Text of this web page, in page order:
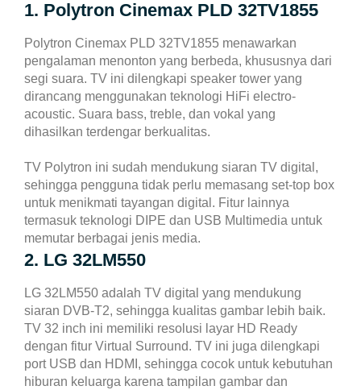
Pasca Bayar / PPOB
Cetak Struk Token & PPOB
Transaksi Via Twitter
Transaksi Via API
1. Polytron Cinemax PLD 32TV1855
Polytron Cinemax PLD 32TV1855 menawarkan
pengalaman menonton yang berbeda, khususnya dari
segi suara. TV ini dilengkapi speaker tower yang
dirancang menggunakan teknologi HiFi electro-
acoustic. Suara bass, treble, dan vokal yang
dihasilkan terdengar berkualitas.
TV Polytron ini sudah mendukung siaran TV digital,
sehingga pengguna tidak perlu memasang set-top box
untuk menikmati tayangan digital. Fitur lainnya
termasuk teknologi DIPE dan USB Multimedia untuk
memutar berbagai jenis media.
2. LG 32LM550
LG 32LM550 adalah TV digital yang mendukung
siaran DVB-T2, sehingga kualitas gambar lebih baik.
TV 32 inch ini memiliki resolusi layar HD Ready
dengan fitur Virtual Surround. TV ini juga dilengkapi
port USB dan HDMI, sehingga cocok untuk kebutuhan
hiburan keluarga karena tampilan gambar dan